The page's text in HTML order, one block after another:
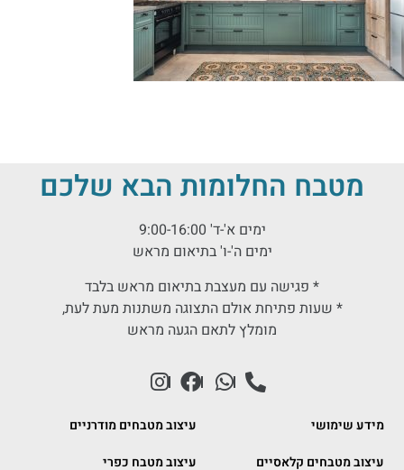
מטבח החלומות הבא שלכם
ימים א'-ד' 9:00-16:00
ימים ה'-ו' בתיאום מראש
* פגישה עם מעצבת בתיאום מראש בלבד
* שעות פתיחת אולם התצוגה משתנות מעת לעת,
מומלץ לתאם הגעה מראש
מידע שימושי
עיצוב מטבחים מודרניים
עיצוב מטבחים קלאסיים
עיצוב מטבח כפרי